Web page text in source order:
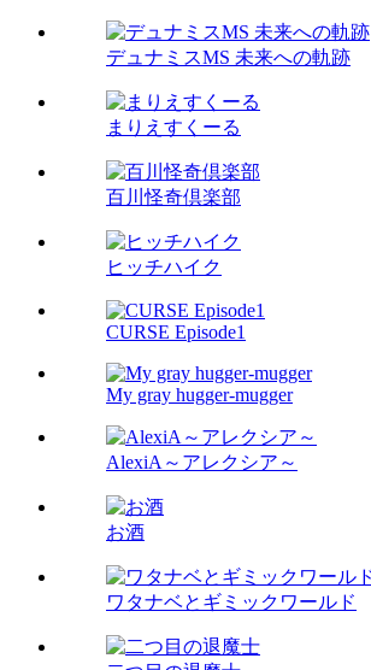
デュナミスMS 未来への軌跡
まりえすくーる
百川怪奇倶楽部
ヒッチハイク
CURSE Episode1
My gray hugger-mugger
AlexiA～アレクシア～
お酒
ワタナベとギミックワールド